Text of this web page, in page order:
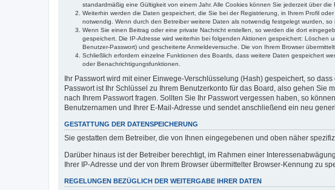
standardmäßig eine Gültigkeit von einem Jahr. Alle Cookies können Sie jederzeit über die
Weiterhin werden die Daten gespeichert, die Sie bei der Registrierung, in Ihrem Profil
notwendig. Wenn durch den Betreiber weitere Daten als notwendig festgelegt wurden, so
Wenn Sie einen Beitrag oder eine private Nachricht erstellen, so werden die dort
gespeichert. Die IP-Adresse wird weiterhin bei folgenden Aktionen gespeichert:
Benutzer-Passwort) und gescheiterte Anmeldeversuche. Die von Ihrem Browser
Schließlich erfordern einzelne Funktionen des Boards, dass weitere Daten gespeichert
oder Benachrichtigungsfunktionen.
Ihr Passwort wird mit einer Einwege-Verschlüsselung (Hash) gespeichert, so
Passwort ist Ihr Schlüssel zu Ihrem Benutzerkonto für das Board, also gehen
nach Ihrem Passwort fragen. Sollten Sie Ihr Passwort vergessen haben, so
Benutzernamen und Ihrer E-Mail-Adresse und sendet anschließend ein neu
GESTATTUNG DER DATENSPEICHERUNG
Sie gestatten dem Betreiber, die von Ihnen eingegebenen und oben näher
Darüber hinaus ist der Betreiber berechtigt, im Rahmen einer
Ihrer IP-Adresse und der von Ihrem Browser übermittelter Browser-Kennung zu
REGELUNGEN BEZÜGLICH DER WEITERGABE IHRER DATEN